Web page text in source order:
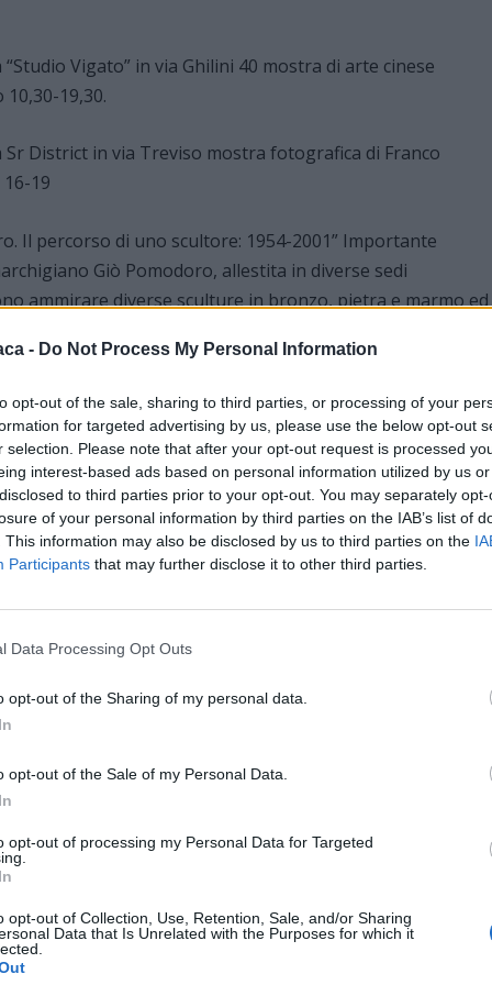
- Do Not Process My Personal Information
opt-out of the sale, sharing to third parties, or processing of your
for targeted advertising by us, please use the below opt-out
selection. Please note that after your opt-out request is processed
interest-based ads based on personal information utilized by us
to third parties prior to your opt-out. You may separately
of your personal information by third parties on the IAB’s list of
This information may also be disclosed by us to third parties on the
Participants that may further disclose it to other third parties.
Data Processing Opt Outs
opt-out of the Sharing of my personal data.
opt-out of the Sale of my Personal Data.
opt-out of processing my Personal Data for Targeted
opt-out of Collection, Use, Retention, Sale, and/or Sharing
Data that Is Unrelated with the Purposes for which it
Vigato” in via Ghilini 40 mostra di arte cinese
19,30.
District in via Treviso mostra fotografica di Franco
19
Il percorso di uno scultore: 1954-2001” Importante
Giò Pomodoro, allestita in diverse sedi
ammirare diverse sculture in bronzo, pietra e marmo ed
15-19/Sabato e Domenica 10-19). Altre opere sono
(da Giovedì a Domenica 16-19), a Palazzo Cuttica
(da Lunedì a Venerdì 8,30-12,30/Giovedì anche
Stampe antiche e moderne di Palazzo Cuttica, Via
dalle 16 alle 19. Ingresso libero.
con oltre 70 figuranti.
alessandrina, mostra di modellismo.